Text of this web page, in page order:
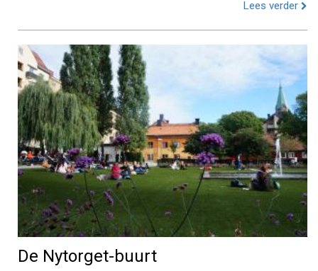
Lees verder
De Nytorget-buurt